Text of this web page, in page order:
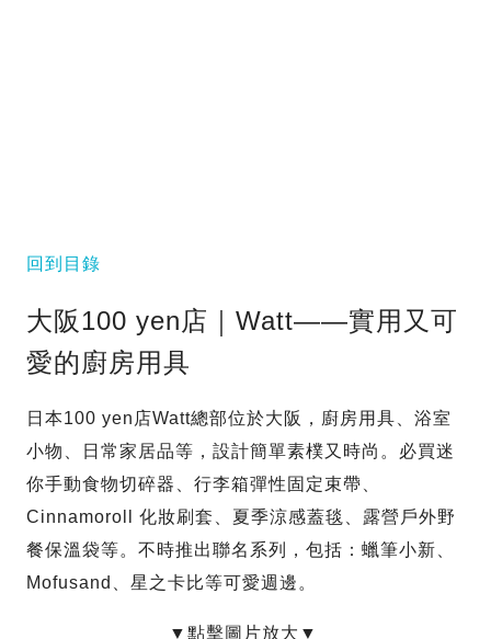
回到目錄
大阪100 yen店｜Watt——實用又可
愛的廚房用具
日本100 yen店Watt總部位於大阪，廚房用具、浴室
小物、日常家居品等，設計簡單素樸又時尚。必買迷
你手動食物切碎器、行李箱彈性固定束帶、
Cinnamoroll 化妝刷套、夏季涼感蓋毯、露營戶外野
餐保溫袋等。不時推出聯名系列，包括：蠟筆小新、
Mofusand、星之卡比等可愛週邊。